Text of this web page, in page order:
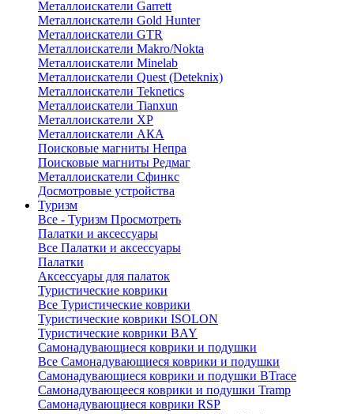
Металлоискатели Garrett
Металлоискатели Gold Hunter
Металлоискатели GTR
Металлоискатели Makro/Nokta
Металлоискатели Minelab
Металлоискатели Quest (Deteknix)
Металлоискатели Teknetics
Металлоискатели Tianxun
Металлоискатели XP
Металлоискатели АКА
Поисковые магниты Непра
Поисковые магниты Редмаг
Металлоискатели Сфинкс
Досмотровые устройства
Туризм
Все - Туризм Просмотреть
Палатки и аксессуары
Все Палатки и аксессуары
Палатки
Аксессуары для палаток
Туристические коврики
Все Туристические коврики
Туристические коврики ISOLON
Туристические коврики BAY
Самонадувающиеся коврики и подушки
Все Самонадувающиеся коврики и подушки
Самонадувающиеся коврики и подушки BTrace
Самонадувающееся коврики и подушки Tramp
Самонадувающиеся коврики RSP